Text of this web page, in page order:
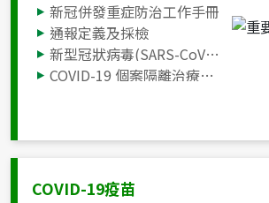
新冠併發重症防治工作手冊
通報定義及採檢
新型冠狀病毒(SARS-CoV-2)感染臨床處置指引
COVID-19 個案隔離治療費用支付原則
COVID-19疫苗